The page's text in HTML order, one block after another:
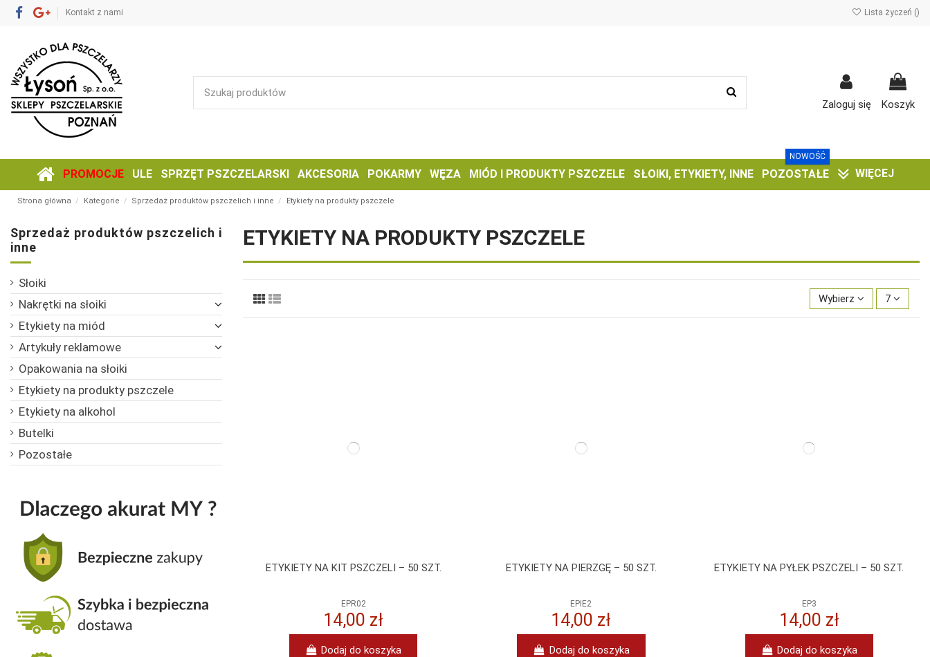
Kontakt z nami Lista życzeń ()
Zaloguj się Koszyk
PROMOCJE ULE SPRZĘT PSZCZELARSKI AKCESORIA POKARMY WĘZA MIÓD I PRODUKTY PSZCZELE SŁOIKI, ETYKIETY, INNE POZOSTAŁE
NOWOŚĆ
WIĘCEJ
Strona główna Kategorie Sprzedaż produktów pszczelich i inne Etykiety na produkty pszczele
ETYKIETY NA PRODUKTY PSZCZELE
Wybierz 7
ETYKIETY NA KIT PSZCZELI – 50 SZT.
EPR02
14,00 zł
Dodaj do koszyka
ETYKIETY NA PIERZGĘ – 50 SZT.
EPIE2
14,00 zł
Dodaj do koszyka
ETYKIETY NA PYŁEK PSZCZELI – 50 SZT.
EP3
14,00 zł
Dodaj do koszyka
Sprzedaż produktów pszczelich i
inne
Słoiki
Nakrętki na słoiki
Etykiety na miód
Artykuły reklamowe
Opakowania na słoiki
Etykiety na produkty pszczele
Etykiety na alkohol
Butelki
Pozostałe